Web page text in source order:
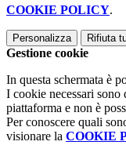
COOKIE POLICY.
Personalizza Rifiuta
Gestione cookie
In questa schermata è
I cookie necessari
piattaforma e non è
Per conoscere quali
visionare la COOKIE